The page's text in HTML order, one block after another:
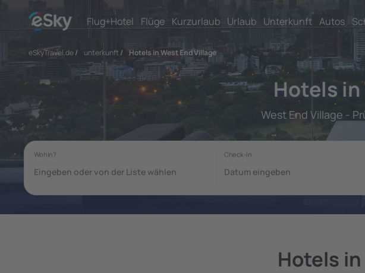
Flug+Hotel Flüge Kurzurlaub Urlaub Unterkunft Autos
eSkyTravel.de/ unterkunft / Hotels in West End Village
Hotels in
West End Village -
Hotels